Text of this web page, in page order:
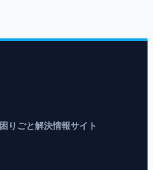
りごと解決情報サイト